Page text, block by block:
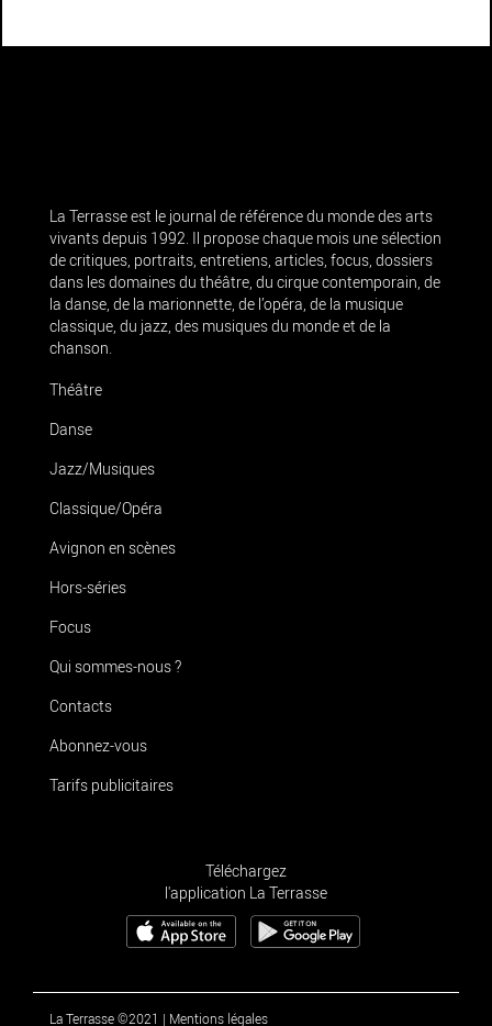
La Terrasse est le journal de référence du monde des arts
vivants depuis 1992. Il propose chaque mois une sélection
de critiques, portraits, entretiens, articles, focus, dossiers
dans les domaines du théâtre, du cirque contemporain, de
la danse, de la marionnette, de l’opéra, de la musique
classique, du jazz, des musiques du monde et de la
chanson.
Théâtre
Danse
Jazz/Musiques
Classique/Opéra
Avignon en scènes
Hors-séries
Focus
Qui sommes-nous ?
Contacts
Abonnez-vous
Tarifs publicitaires
Téléchargez
l'application La Terrasse
La Terrasse ©2021 | Mentions légales